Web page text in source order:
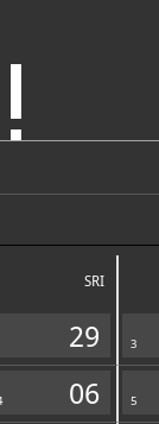
SRI
29 3
06 5